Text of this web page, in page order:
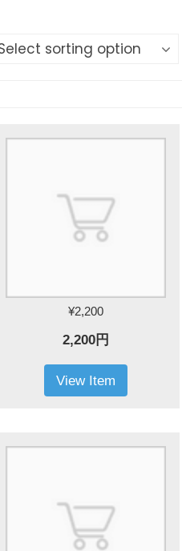
¥2,200
2,200円
View Item